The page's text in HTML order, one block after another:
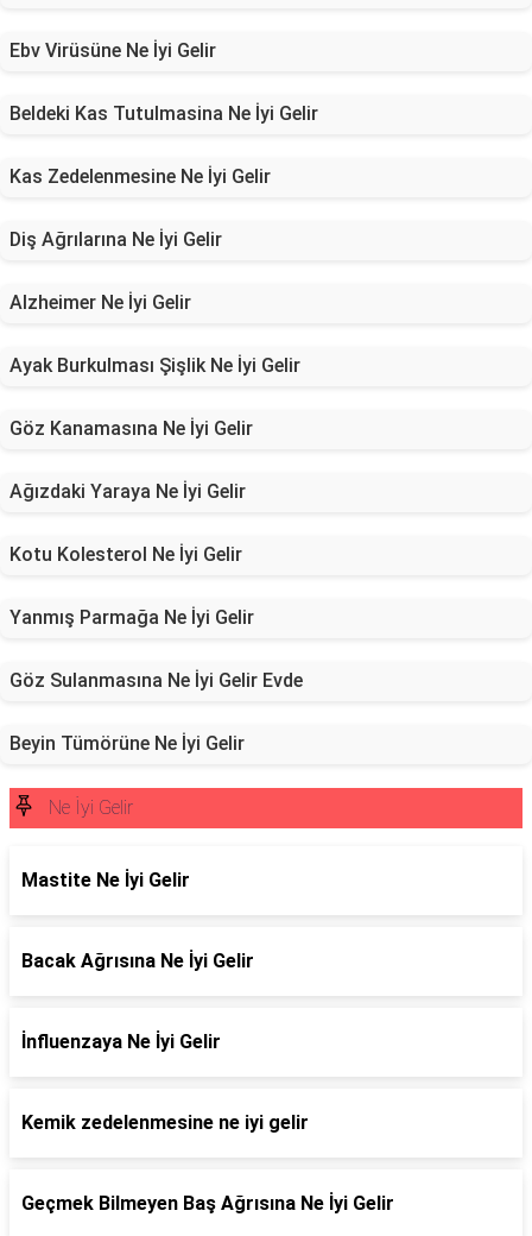
Ebv Virüsüne Ne İyi Gelir
Beldeki Kas Tutulmasina Ne İyi Gelir
Kas Zedelenmesine Ne İyi Gelir
Diş Ağrılarına Ne İyi Gelir
Alzheimer Ne İyi Gelir
Ayak Burkulması Şişlik Ne İyi Gelir
Göz Kanamasına Ne İyi Gelir
Ağızdaki Yaraya Ne İyi Gelir
Kotu Kolesterol Ne İyi Gelir
Yanmış Parmağa Ne İyi Gelir
Göz Sulanmasına Ne İyi Gelir Evde
Beyin Tümörüne Ne İyi Gelir
Ne İyi Gelir
Mastite Ne İyi Gelir
Bacak Ağrısına Ne İyi Gelir
İnfluenzaya Ne İyi Gelir
Kemik zedelenmesine ne iyi gelir
Geçmek Bilmeyen Baş Ağrısına Ne İyi Gelir